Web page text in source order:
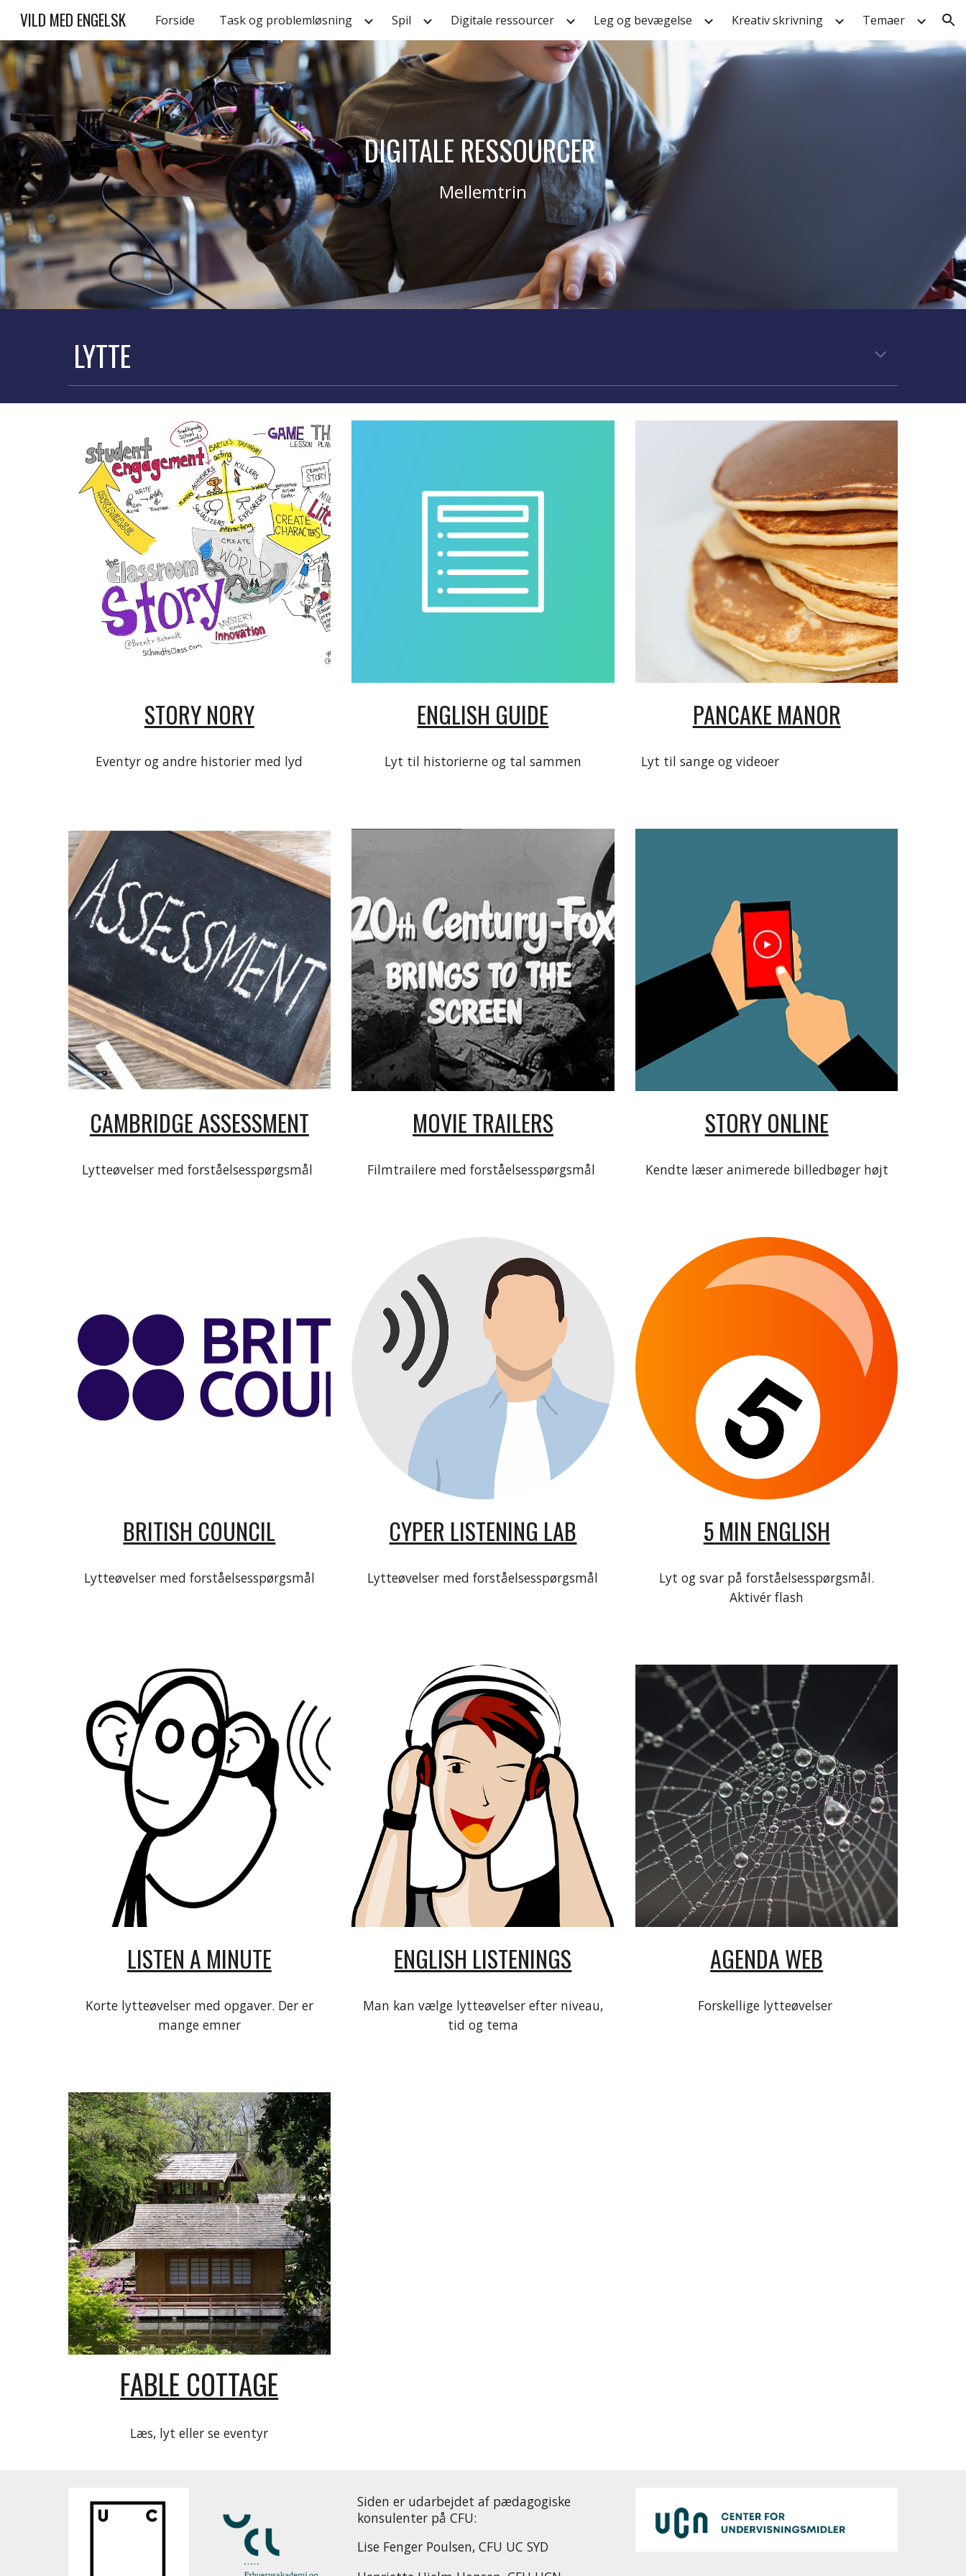
Skip to main content Skip to navigation
VILD MED ENGELSK Forside Task og problemløsning Spil Digitale ressourcer Leg og bevægelse Kreativ skrivning Temaer
DIGITALE RESSOURCER
Mellemtrin
LYTTE
STORY NORY
Eventyr og andre historier med lyd
ENGLISH GUIDE
Lyt til historierne og tal sammen
PANCAKE MANOR
Lyt til sange og videoer
CAMBRIDGE ASSESSMENT
Lytteøvelser med forståelsesspørgsmål
MOVIE TRAILERS
Filmtrailere med forståelsesspørgsmål
STORY ONLINE
Kendte læser animerede billedbøger højt
BRITISH COUNCIL
Lytteøvelser med forståelsesspørgsmål
CYPER LISTENING LAB
Lytteøvelser med forståelsesspørgsmål
5 MIN ENGLISH
Lyt og svar på forståelsesspørgsmål.
Aktivér flash
LISTEN A MINUTE
Korte lytteøvelser med opgaver. Der er
mange emner
ENGLISH LISTENINGS
Man kan vælge lytteøvelser efter niveau,
tid og tema
AGENDA WEB
Forskellige lytteøvelser
FABLE COTTAGE
Læs, lyt eller se eventyr
Siden er udarbejdet af pædagogiske
konsulenter på CFU:
Lise Fenger Poulsen, CFU UC SYD